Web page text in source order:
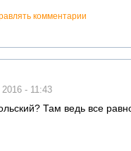
комментарии
- 11:43
Там ведь все